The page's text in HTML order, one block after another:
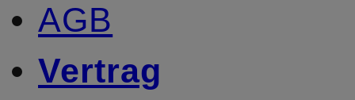
AGB
Vertrag